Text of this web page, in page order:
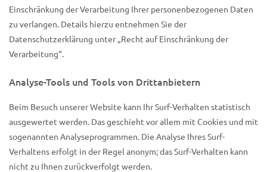
Einschränkung der Verarbeitung Ihrer personenbezogenen Daten
zu verlangen. Details hierzu entnehmen Sie der
Datenschutzerklärung unter „Recht auf Einschränkung der
Verarbeitung“.
Analyse-Tools und Tools von Drittanbietern
Beim Besuch unserer Website kann Ihr Surf-Verhalten statistisch
ausgewertet werden. Das geschieht vor allem mit Cookies und mit
sogenannten Analyseprogrammen. Die Analyse Ihres Surf-
Verhaltens erfolgt in der Regel anonym; das Surf-Verhalten kann
nicht zu Ihnen zurückverfolgt werden.